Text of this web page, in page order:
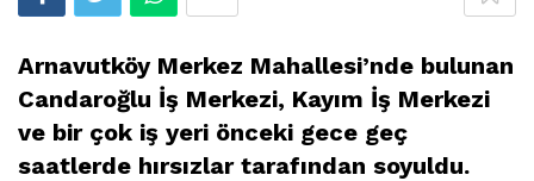
Arnavutköy Merkez Mahallesi’nde bulunan
Candaroğlu İş Merkezi, Kayım İş Merkezi
ve bir çok iş yeri önceki gece geç
saatlerde hırsızlar tarafından soyuldu.